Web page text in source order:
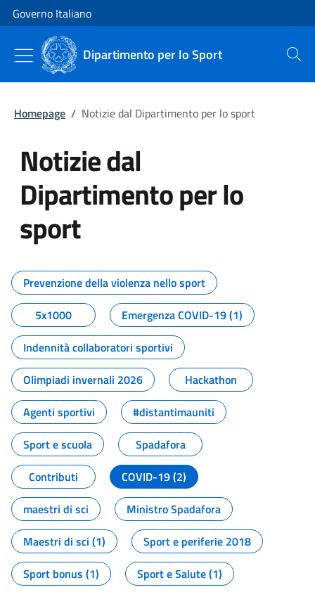
Vai al contenuto
Vai alla navigazione del sito
Governo Italiano
Dipartimento per lo Sport Cerca
Homepage / Notizie dal Dipartimento per lo sport
Notizie dal
Dipartimento per lo
sport
Tutti i contenuti della pagina
Prevenzione della violenza nello sport
5x1000
Emergenza COVID-19 (1)
Indennità collaboratori sportivi
Olimpiadi invernali 2026
Hackathon
Agenti sportivi
#distantimauniti
Sport e scuola
Spadafora
Contributi
COVID-19 (2)
maestri di sci
Ministro Spadafora
Maestri di sci (1)
Sport e periferie 2018
Sport bonus (1)
Sport e Salute (1)